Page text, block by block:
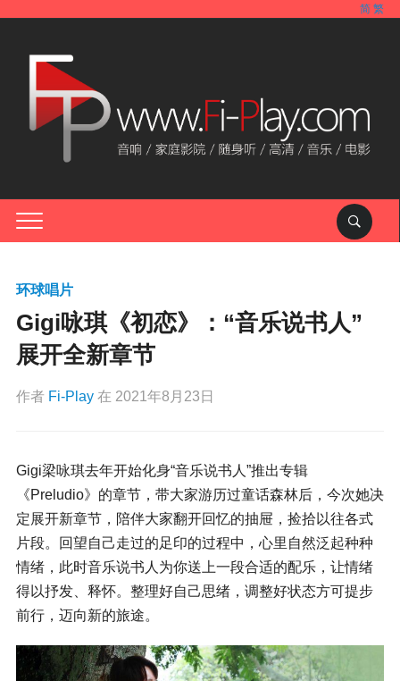
简 繁
环球唱片
Gigi咏琪《初恋》：“音乐说书人”
展开全新章节
作者 Fi-Play 在 2021年8月23日
Gigi梁咏琪去年开始化身“音乐说书人”推出专辑
《Preludio》的章节，带大家游历过童话森林后，今次她决
定展开新章节，陪伴大家翻开回忆的抽屉，捡拾以往各式
片段。回望自己走过的足印的过程中，心里自然泛起种种
情绪，此时音乐说书人为你送上一段合适的配乐，让情绪
得以抒发、释怀。整理好自己思绪，调整好状态方可提步
前行，迈向新的旅途。